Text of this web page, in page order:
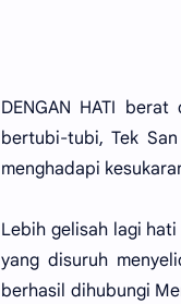
DENGAN HATI
bertubi-tubi, Tek
menghadapi
Lebih gelisah lagi
yang disuruh
berhasil dihubungi